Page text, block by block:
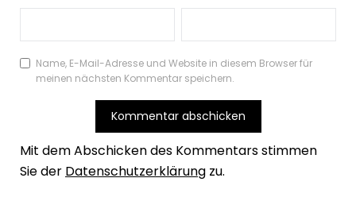
Name, E-Mail-Adresse und Website in diesem Browser für
meinen nächsten Kommentar speichern.
Mit dem Abschicken des Kommentars stimmen
Sie der Datenschutzerklärung zu.